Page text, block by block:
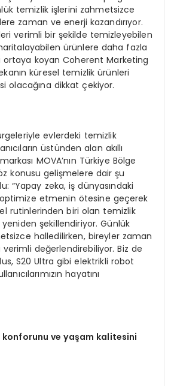
temizlik işlerini zahmetsizce
zaman ve enerji kazandırıyor.
verimli bir şekilde temizleyebilen
haritalayabilen ürünlere daha fazla
koyan Coherent Marketing
küresel temizlik ürünleri
olacağına dikkat çekiyor.
evlerdeki temizlik
üstünden alan akıllı
MOVA’nın Türkiye Bölge
konusu gelişmelere dair şu
“Yapay zeka, iş dünyasındaki
etmenin ötesine geçerek
rutinlerinden biri olan temizlik
yeniden şekillendiriyor. Günlük
halledilirken, bireyler zaman
değerlendirebiliyor. Biz de
S20 Ultra gibi elektrikli robot
hayatını
konforunu ve yaşam kalitesini